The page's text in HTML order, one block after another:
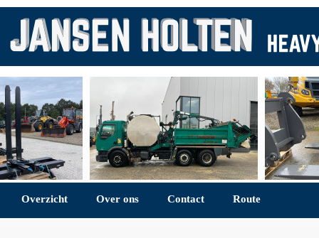
Overzicht Over ons Contact Route